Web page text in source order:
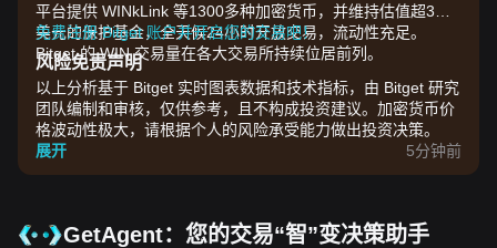
平台提供 WINkLink 等1300多种加密货币，并维持估值超3亿
美元的保护基金，全天候24小时开放交易，流动性充足。
Bitget 的 WIN 交易量在各大交易所持续位居前列。
免费注册 Bitget 账户并开启您的交易吧！
风险免责声明
以上分析基于 Bitget 实时图表数据和技术指标，由 Bitget 研究
团队编制和审核，仅供参考，且不构成投资建议。加密货币价
格波动性极大，请根据个人的风险承受能力做出投资决策。
展开
5分钟前
GetAgent：您的交易“智”变决策助手